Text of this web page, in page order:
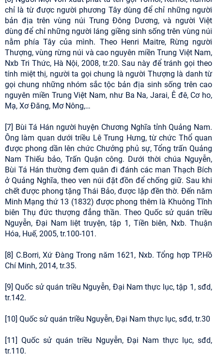
chỉ là từ được người phương Tây dùng để chỉ những người
bản địa trên vùng núi Trung Đông Dương, và người Việt
dùng để chỉ những người láng giềng sinh sống trên vùng núi
nằm phía Tây của mình. Theo Henri Maitre, Rừng người
Thượng, vùng rừng núi và cao nguyên miền Trung Việt Nam,
Nxb Tri Thức, Hà Nội, 2008, tr.20. Sau này để tránh gọi theo
tính miệt thị, người ta gọi chung là người Thượng là danh từ
gọi chung những nhóm sắc tộc bản địa sinh sống trên cao
nguyên miền Trung Việt Nam, như Ba Na, Jarai, Ê đê, Cơ ho,
Mạ, Xơ Đăng, Mơ Nông,…
[7] Bùi Tá Hán người huyện Chương Nghĩa tỉnh Quảng Nam.
Ông làm quan dưới triều Lê Trung Hưng, từ chức Thổ quan
được phong dần lên chức Chưởng phủ sự, Tổng trấn Quảng
Nam Thiếu bảo, Trấn Quận công. Dưới thời chúa Nguyễn,
Bùi Tá Hán thường đem quân đi đánh các man Thạch Bích
ở Quảng Nghĩa, theo ven núi đặt đồn để chống giữ. Sau khi
chết được phong tặng Thái Bảo, được lập đền thờ. Đến năm
Minh Mạng thứ 13 (1832) được phong thêm là Khuông Tĩnh
biên Thụ đức thượng đẳng thần. Theo Quốc sử quán triều
Nguyễn, Đại Nam liệt truyện, tập 1, Tiền biên, Nxb. Thuận
Hóa, Huế, 2005, tr.100-101.
[8] C.Borri, Xứ Đàng Trong năm 1621, Nxb. Tổng hợp TP.Hồ
Chí Minh, 2014, tr.35.
[9] Quốc sử quán triều Nguyễn, Đại Nam thực lục, tập 1, sđd,
tr.142.
[10] Quốc sử quán triều Nguyễn, Đại Nam thực lục, sđd, tr.30
[11] Quốc sử quán triều Nguyễn, Đại Nam thực lục, sđd,
tr.110.